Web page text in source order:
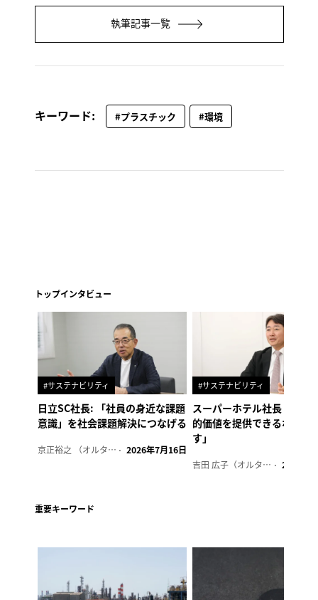
執筆記事一覧
キーワード: #プラスチック #環境
トップインタビュー
#サステナビリティ
日立SC社長: 「社員の身近な課題
意識」を社会課題解決につなげる
京正裕之 （オルタナ副編集長） 2026年7月16日
#サステナビリティ
スーパーホテル社長「地域
的価値を提供できるホテル
す」
吉田 広子（オルタナ輪番編集長） 2026年6
重要キーワード